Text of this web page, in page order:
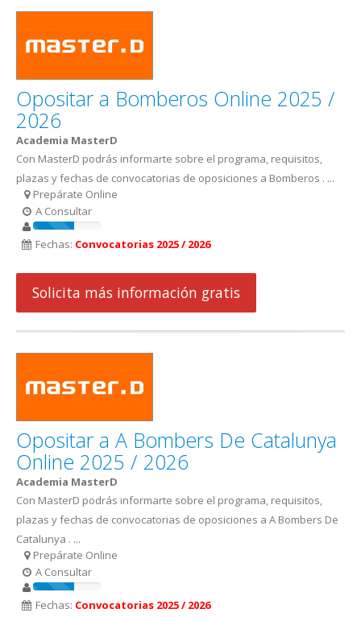
Opositar a Bomberos Online 2025 /
2026
Academia MasterD
Con MasterD podrás informarte sobre el programa, requisitos,
plazas y fechas de convocatorias de oposiciones a Bomberos . ...
Prepárate Online
A Consultar
Fechas: Convocatorias 2025 / 2026
Solicita más información gratis
Opositar a A Bombers De Catalunya
Online 2025 / 2026
Academia MasterD
Con MasterD podrás informarte sobre el programa, requisitos,
plazas y fechas de convocatorias de oposiciones a A Bombers De
Catalunya . ...
Prepárate Online
A Consultar
Fechas: Convocatorias 2025 / 2026